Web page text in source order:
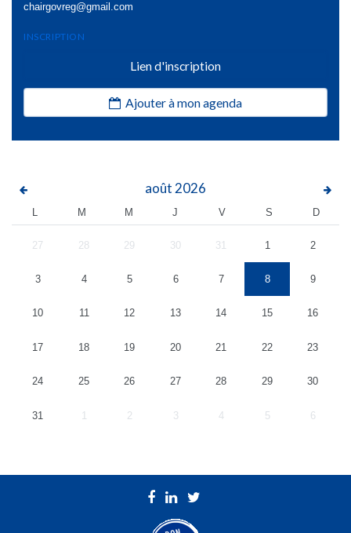
chairgovreg@gmail.com
INSCRIPTION
Lien d'inscription
Ajouter à mon agenda
août 2026
L M M J V S D
27 28 29 30 31 1 2
3 4 5 6 7 8 9
10 11 12 13 14 15 16
17 18 19 20 21 22 23
24 25 26 27 28 29 30
31 1 2 3 4 5 6